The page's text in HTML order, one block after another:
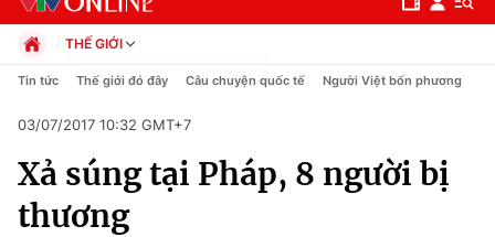
Chuyên mục
Chính trị
THẾ GIỚI
Chính trị
Pháp luật
Kinh tế
Thể thao
Truyền hình
Tin tức Thế giới đó đây Câu chuyện quốc tế Người Việt bốn phương
03/07/2017 10:32 GMT+7
Xả súng tại Pháp, 8 người bị
thương